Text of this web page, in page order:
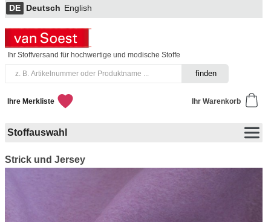
DE Deutsch English
Ihr Stoffversand für hochwertige und modische Stoffe
Ihr Warenkorb
Ihre Merkliste
Stoffauswahl
Strick und Jersey